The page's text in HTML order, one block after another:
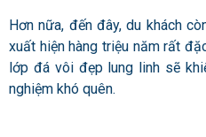
Hơn nữa, đến đây, du khách
xuất hiện hàng triệu năm rất
lớp đá vôi đẹp lung linh sẽ
nghiệm khó quên.